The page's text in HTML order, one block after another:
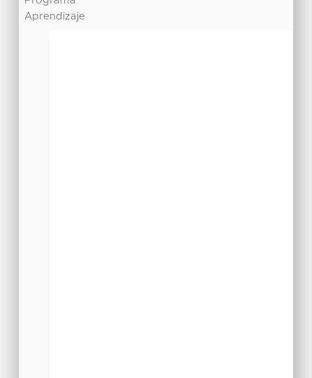
Aprendizaje